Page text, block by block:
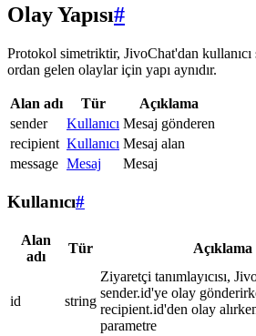
Olay Yapısı#
Protokol simetriktir, JivoChat'dan
ordan gelen olaylar için yapı aynıdır.
Alan adı Tür
Açıklama
sender
Kullanıcı Mesaj gönderen
recipient Kullanıcı Mesaj alan
message Mesaj Mesaj
Kullanıcı#
Alan
adı
Tür Açıklama
id string
Ziyaretçi tanımlayıcısı,
sender.id'ye olay
recipient.id'den olay
parametre